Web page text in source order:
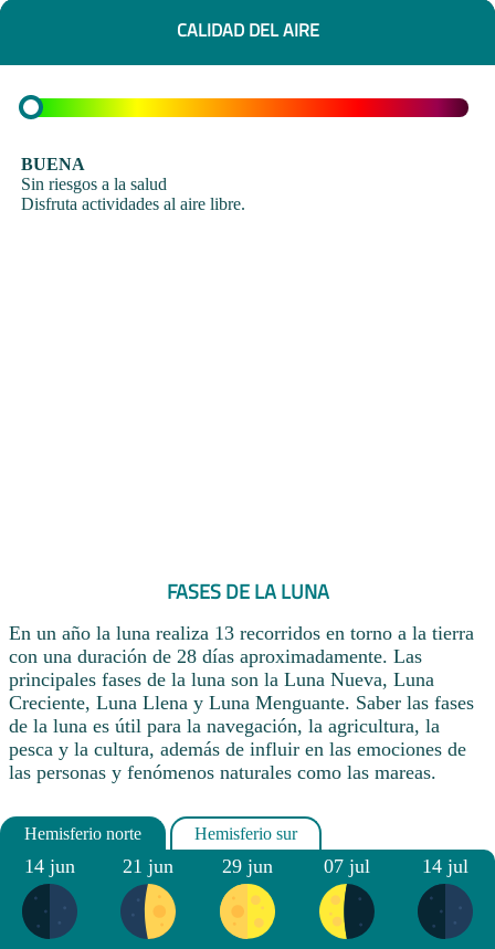
CALIDAD DEL AIRE
BUENA
Sin riesgos a la salud
Disfruta actividades al aire libre.
FASES DE LA LUNA
En un año la luna realiza 13 recorridos en torno a la tierra
con una duración de 28 días aproximadamente. Las
principales fases de la luna son la Luna Nueva, Luna
Creciente, Luna Llena y Luna Menguante. Saber las fases
de la luna es útil para la navegación, la agricultura, la
pesca y la cultura, además de influir en las emociones de
las personas y fenómenos naturales como las mareas.
14 jun 21 jun 29 jun 07 jul 14 jul